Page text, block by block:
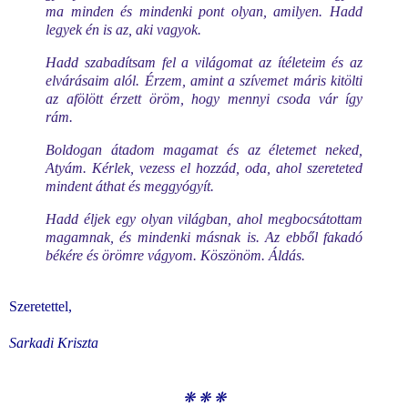
ma minden és mindenki pont olyan, amilyen. Hadd
legyek én is az, aki vagyok.
Hadd szabadítsam fel a világomat az ítéleteim és az
elvárásaim alól. Érzem, amint a szívemet máris kitölti
az afölött érzett öröm, hogy mennyi csoda vár így
rám.
Boldogan átadom magamat és az életemet neked,
Atyám. Kérlek, vezess el hozzád, oda, ahol szereteted
mindent áthat és meggyógyít.
Hadd éljek egy olyan világban, ahol megbocsátottam
magamnak, és mindenki másnak is. Az ebből fakadó
békére és örömre vágyom. Köszönöm. Áldás.
Szeretettel,
Sarkadi Kriszta
❋ ❋ ❋